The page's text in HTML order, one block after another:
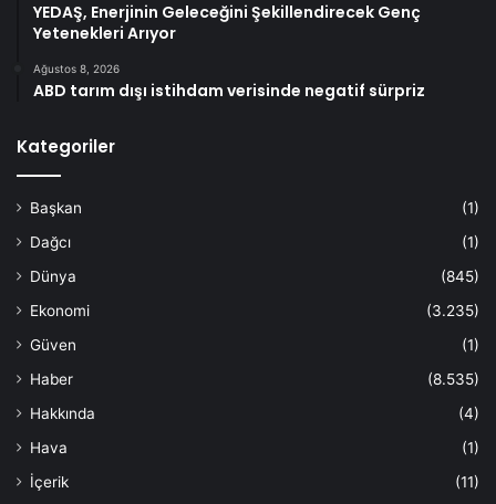
YEDAŞ, Enerjinin Geleceğini Şekillendirecek Genç
Yetenekleri Arıyor
Ağustos 8, 2026
ABD tarım dışı istihdam verisinde negatif sürpriz
Kategoriler
Başkan
(1)
Dağcı
(1)
Dünya
(845)
Ekonomi
(3.235)
Güven
(1)
Haber
(8.535)
Hakkında
(4)
Hava
(1)
İçerik
(11)